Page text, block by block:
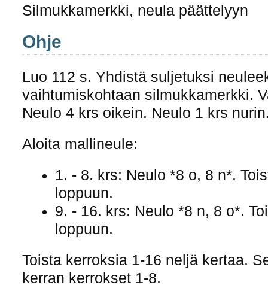
Silmukkamerkki, neula päättelyyn
Ohje
Luo 112 s. Yhdistä suljetuksi
vaihtumiskohtaan silmukkamerkki.
Neulo 4 krs oikein. Neulo 1 krs
Aloita mallineule:
1. - 8. krs: Neulo *8 o, 8 n*.
loppuun.
9. - 16. krs: Neulo *8 n, 8 o*.
loppuun.
Toista kerroksia 1-16 neljä kertaa.
kerran kerrokset 1-8.